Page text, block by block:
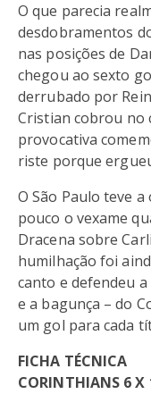
O que parecia
desdobramentos
nas posições de
chegou ao sexto
derrubado por
Cristian cobrou no
provocativa
riste porque
O São Paulo teve
pouco o vexame
Dracena sobre
humilhação foi
canto e defendeu a
e a bagunça – do
um gol para cada
FICHA TÉCNICA
CORINTHIANS 6 X